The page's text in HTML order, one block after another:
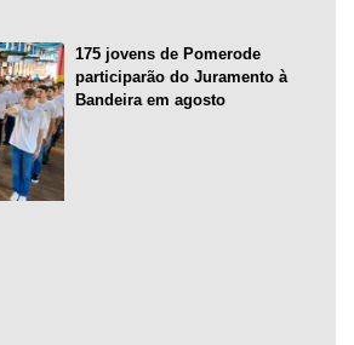
175 jovens de Pomerode
participarão do Juramento à
Bandeira em agosto